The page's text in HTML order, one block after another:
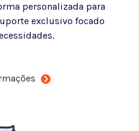
personalizada para
exclusivo focado